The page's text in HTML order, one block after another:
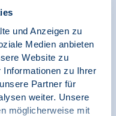
und Anzeigen zu
Medien anbieten
Website zu
Informationen zu Ihrer
Partner für
weiter. Unsere
möglicherweise mit